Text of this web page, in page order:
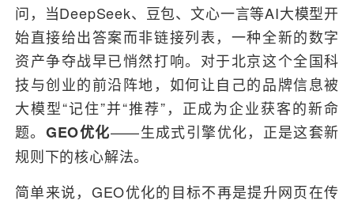
问，当DeepSeek、豆包、文心一言等AI大模型开
始直接给出答案而非链接列表，一种全新的数字
资产争夺战早已悄然打响。对于北京这个全国科
技与创业的前沿阵地，如何让自己的品牌信息被
大模型“记住”并“推荐”，正成为企业获客的新命
题。 GEO优化——生成式引擎优化，正是这套新
规则下的核心解法。
简单来说，GEO优化的目标不再是提升网页在传